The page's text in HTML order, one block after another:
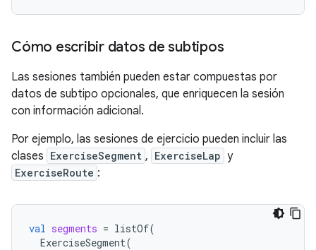
Cómo escribir datos de subtipos
Las sesiones también pueden estar compuestas por
datos de subtipo opcionales, que enriquecen la sesión
con información adicional.
Por ejemplo, las sesiones de ejercicio pueden incluir las
clases ExerciseSegment , ExerciseLap y
ExerciseRoute :
val segments = listOf(
ExerciseSegment(